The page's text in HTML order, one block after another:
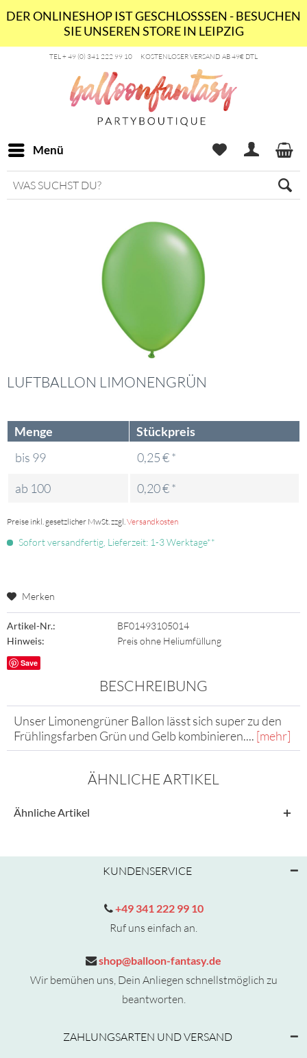
DER ONLINESHOP IST GESCHLOSSSEN - BESUCHEN
SIE UNSEREN STORE IN LEIPZIG
TEL + 49 (0) 341 222 99 10 KOSTENLOSER VERSAND AB 49€ DTL
Menü
LUFTBALLON LIMONENGRÜN
Menge
Stückpreis
bis 99 0,25 € *
ab 100 0,20 € *
Preise inkl. gesetzlicher MwSt. zzgl.Versandkosten
Sofort versandfertig, Lieferzeit: 1-3 Werktage**
Merken
Artikel-Nr.:
BF01493105014
Hinweis:
Preis ohne Heliumfüllung
Save
BESCHREIBUNG
Unser Limonengrüner Ballon lässt sich super zu den
Frühlingsfarben Grün und Gelb kombinieren.... [mehr]
ÄHNLICHE ARTIKEL
Ähnliche Artikel
KUNDENSERVICE
+49 341 222 99 10
Ruf uns einfach an.
shop@balloon-fantasy.de
Wir bemühen uns, Dein Anliegen schnellstmöglich zu
beantworten.
ZAHLUNGSARTEN UND VERSAND